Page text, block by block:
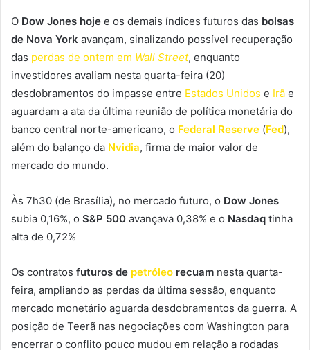
O Dow Jones hoje e os demais índices futuros das bolsas
de Nova York avançam, sinalizando possível recuperação
das perdas de ontem em Wall Street, enquanto
investidores avaliam nesta quarta-feira (20)
desdobramentos do impasse entre Estados Unidos e Irã e
aguardam a ata da última reunião de política monetária do
banco central norte-americano, o Federal Reserve (Fed),
além do balanço da Nvidia, firma de maior valor de
mercado do mundo.
Às 7h30 (de Brasília), no mercado futuro, o Dow Jones
subia 0,16%, o S&P 500 avançava 0,38% e o Nasdaq tinha
alta de 0,72%
Os contratos futuros de petróleo recuam nesta quarta-
feira, ampliando as perdas da última sessão, enquanto
mercado monetário aguarda desdobramentos da guerra. A
posição de Teerã nas negociações com Washington para
encerrar o conflito pouco mudou em relação a rodadas